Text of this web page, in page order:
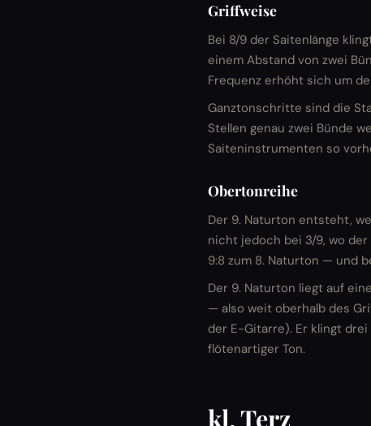
Griffweise
Bei 8/9 der Saitenlänge
einem Abstand von zwei
Frequenz erhöht sich um
Ganztonschritte sind die
Stellen genau zwei Bünde
Saiteninstrumenten so
Obertonreihe
Der 9. Naturton entsteht,
nicht jedoch bei 3/9, wo
9:8 zum 8. Naturton — und
Der 9. Naturton liegt auf
— also weit oberhalb des
der E-Gitarre). Er klingt
flötenartiger Ton.
kl. Terz